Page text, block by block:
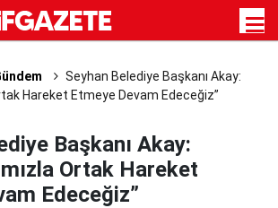
Seyhan Belediye Başkanı Akay:
Hareket Etmeye Devam Edeceğiz”
Başkanı Akay:
Ortak Hareket
Edeceğiz”